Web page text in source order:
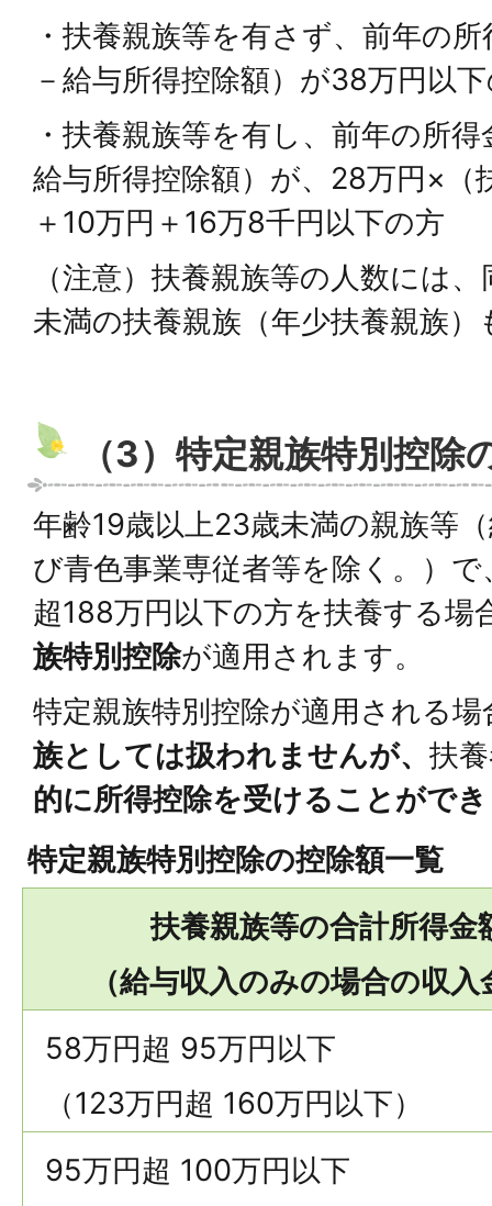
・扶養親族等を有さず、前年の
－給与所得控除額）が38万円以
・扶養親族等を有し、前年の所
給与所得控除額）が、28万円×（
＋10万円＋16万8千円以下の方
（注意）扶養親族等の人数には
未満の扶養親族（年少扶養親族
（3）特定親族特別控除
年齢19歳以上23歳未満の親族等
び青色事業専従者等を除く。）
超188万円以下の方を扶養する場
族特別控除が適用されます。
特定親族特別控除が適用される場
族としては扱われませんが、 扶
的に所得控除を受けることがで
特定親族特別控除の控除額一覧
扶養親族等の合計所得金
（給与収入のみの場合の収入
58万円超 95万円以下
（123万円超 160万円以下）
95万円超 100万円以下